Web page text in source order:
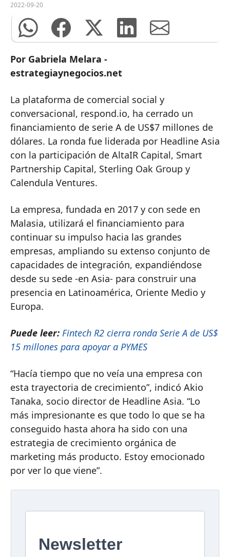
2022-09-20
Por Gabriela Melara -
estrategiaynegocios.net
La plataforma de comercial social y
conversacional, respond.io, ha cerrado un
financiamiento de serie A de US$7 millones de
dólares. La ronda fue liderada por Headline Asia
con la participación de AltaIR Capital, Smart
Partnership Capital, Sterling Oak Group y
Calendula Ventures.
La empresa, fundada en 2017 y con sede en
Malasia, utilizará el financiamiento para
continuar su impulso hacia las grandes
empresas, ampliando su extenso conjunto de
capacidades de integración, expandiéndose
desde su sede -en Asia- para construir una
presencia en Latinoamérica, Oriente Medio y
Europa.
Puede leer: Fintech R2 cierra ronda Serie A de US$
15 millones para apoyar a PYMES
“Hacía tiempo que no veía una empresa con
esta trayectoria de crecimiento”, indicó Akio
Tanaka, socio director de Headline Asia. “Lo
más impresionante es que todo lo que se ha
conseguido hasta ahora ha sido con una
estrategia de crecimiento orgánica de
marketing más producto. Estoy emocionado
por ver lo que viene”.